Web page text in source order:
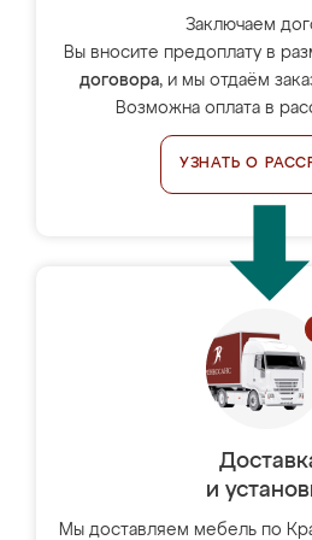
Заключаем
Вы вносите предоплату в
договора, и мы отдаём
Возможна оплата в
УЗНАТЬ О
и
Мы доставляем мебель по